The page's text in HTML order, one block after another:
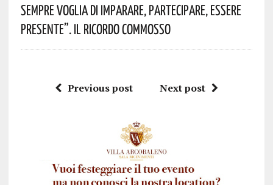
Sempre Voglia Di Imparare, Partecipare, Essere
Presente”. Il Ricordo Commosso
Previous post Next post